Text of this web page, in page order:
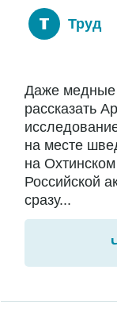
Труд
Даже медные
рассказать
на месте
на
Российской
сразу...